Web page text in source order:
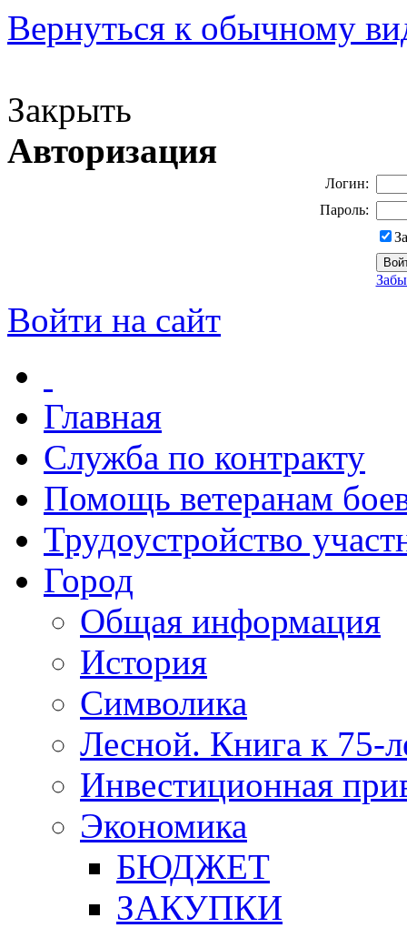
Вернуться к обычному
Закрыть
Авторизация
Логин:
Пароль:
Войти на сайт
Главная
Служба по контракту
Помощь ветеранам
Трудоустройство
Город
Общая информация
История
Символика
Лесной. Книга к 75-
Инвестиционная
Экономика
БЮДЖЕТ
ЗАКУПКИ